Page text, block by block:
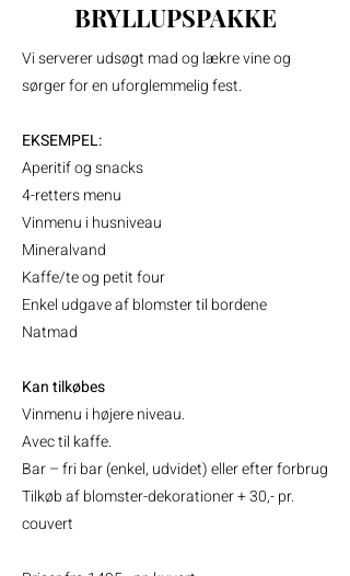
BRYLLUPSPAKKE
Vi serverer udsøgt mad og lækre vine og
sørger for en uforglemmelig fest.
EKSEMPEL:
Aperitif og snacks
4-retters menu
Vinmenu i husniveau
Mineralvand
Kaffe/te og petit four
Enkel udgave af blomster til bordene
Natmad
Kan tilkøbes
Vinmenu i højere niveau.
Avec til kaffe.
Bar – fri bar (enkel, udvidet) eller efter forbrug
Tilkøb af blomster-dekorationer + 30,- pr.
couvert